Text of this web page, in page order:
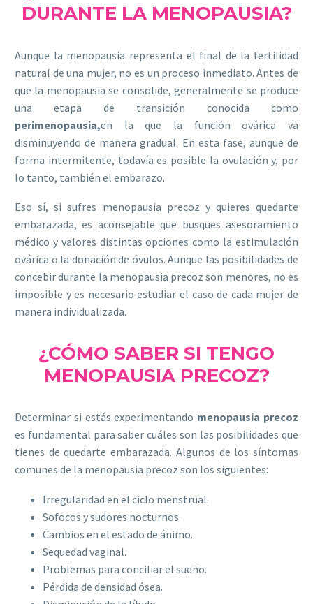
DURANTE LA MENOPAUSIA?
Aunque la menopausia representa el final de la fertilidad
natural de una mujer, no es un proceso inmediato. Antes de
que la menopausia se consolide, generalmente se produce
una etapa de transición conocida como
perimenopausia,en la que la función ovárica va
disminuyendo de manera gradual. En esta fase, aunque de
forma intermitente, todavía es posible la ovulación y, por
lo tanto, también el embarazo.
Eso sí, si sufres menopausia precoz y quieres quedarte
embarazada, es aconsejable que busques asesoramiento
médico y valores distintas opciones como la estimulación
ovárica o la donación de óvulos. Aunque las posibilidades de
concebir durante la menopausia precoz son menores, no es
imposible y es necesario estudiar el caso de cada mujer de
manera individualizada.
¿CÓMO SABER SI TENGO
MENOPAUSIA PRECOZ?
Determinar si estás experimentando menopausia precoz
es fundamental para saber cuáles son las posibilidades que
tienes de quedarte embarazada. Algunos de los síntomas
comunes de la menopausia precoz son los siguientes:
Irregularidad en el ciclo menstrual.
Sofocos y sudores nocturnos.
Cambios en el estado de ánimo.
Sequedad vaginal.
Problemas para conciliar el sueño.
Pérdida de densidad ósea.